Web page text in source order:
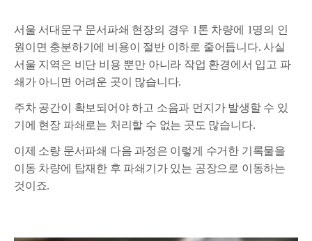
서울 서대문구 문서파쇄 현장의 경우 1톤 차량에 1명의 인
원이면 충분하기에 비용이 절반 이하로 줄어듭니다. 사실
서울 지역은 비단 비용 뿐만 아니라 작업 환경에서 입고 파
쇄가 아니면 어려운 곳이 많습니다.
주차 공간이 확보되어야 하고 소음과 먼지가 발생할 수 있
기에 현장 파쇄로는 처리할 수 없는 곳도 많습니다.
이제 소량 문서파쇄 다음 과정은 이렇게 수거한 기록물을
이동 차량에 탑재한 후 파쇄기가 있는 공장으로 이동하는
것이죠.